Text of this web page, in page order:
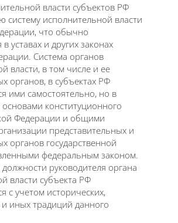
власти субъектов РФ
систему исполнительной власти
что обычно
в уставах и других законах
Система органов
власти, в том числе и ее
органов, в субъектах РФ
ими самостоятельно, но в
основами конституционного
Федерации и общими
представительных и
органов государственной
федеральным законом.
руководителя органа
власти субъекта РФ
с учетом исторических,
иных традиций данного